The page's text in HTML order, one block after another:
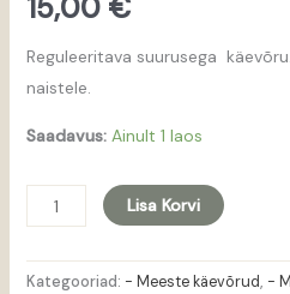
15,00 €
Reguleeritava suurusega
naistele.
Saadavus: Ainult 1 laos
Lisa Korvi
Kategooriad: - Meeste käevõrud, -